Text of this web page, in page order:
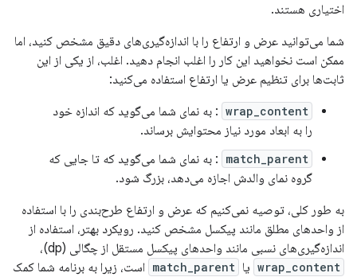
اختیاری هستند.
شما می‌توانید عرض و ارتفاع را با اندازه‌گیری‌های دقیق مشخص کنید، اما
ممکن است نخواهید این کار را اغلب انجام دهید. اغلب، از یکی از این
ثابت‌ها برای تنظیم عرض یا ارتفاع استفاده می‌کنید:
wrap_content : به نمای شما می‌گوید که اندازه خود
را به ابعاد مورد نیاز محتوایش برساند.
match_parent : به نمای شما می‌گوید که تا جایی که
گروه نمای والدش اجازه می‌دهد، بزرگ شود.
به طور کلی، توصیه نمی‌کنیم که عرض و ارتفاع طرح‌بندی را با استفاده
از واحدهای مطلق مانند پیکسل مشخص کنید. رویکرد بهتر، استفاده از
اندازه‌گیری‌های نسبی مانند واحدهای پیکسل مستقل از چگالی (dp)،
wrap_content یا match_parent است، زیرا به برنامه شما کمک